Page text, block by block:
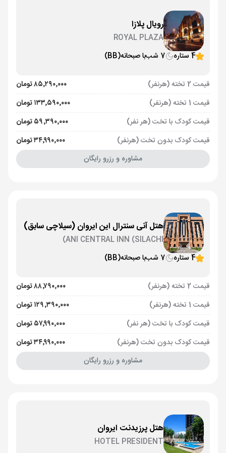
رویال پلازا
ROYAL PLAZA
4 ستاره
7 شب با صبحانه(BB)
قیمت 2 تخته (هرنفر)
۸۵٬۲۹۰٬۰۰۰ تومان
قیمت 1 تخته (هرنفر)
۱۳۳٬۵۹۰٬۰۰۰ تومان
قیمت کودک با تخت (هر نفر)
۵۹٬۳۹۰٬۰۰۰ تومان
قیمت کودک بدون تخت (هرنفر)
۳۴٬۹۹۰٬۰۰۰ تومان
مشاوره و رزرو رایگان
هتل آنی سنترال این ایروان (سیلاچی سابق)
ANI CENTRAL INN (SILACHI)
4 ستاره
7 شب با صبحانه(BB)
قیمت 2 تخته (هرنفر)
۸۸٬۷۹۰٬۰۰۰ تومان
قیمت 1 تخته (هرنفر)
۱۲۹٬۳۹۰٬۰۰۰ تومان
قیمت کودک با تخت (هر نفر)
۵۷٬۹۹۰٬۰۰۰ تومان
قیمت کودک بدون تخت (هرنفر)
۳۴٬۹۹۰٬۰۰۰ تومان
مشاوره و رزرو رایگان
هتل پرزیدنت ایروان
HOTEL PRESIDENT